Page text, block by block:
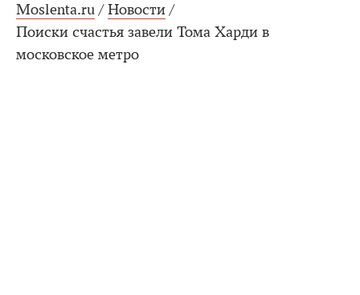
Moslenta.ru / Новости /
Поиски счастья завели Тома Харди в
московское метро